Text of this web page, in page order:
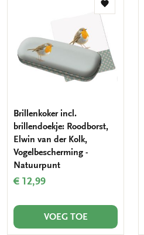
Toevoegen
verlanglijst
Brillenkoker incl.
brillendoekje: Roodborst,
Elwin van der Kolk,
Vogelbescherming -
Natuurpunt
€ 12,99
VOEG TOE